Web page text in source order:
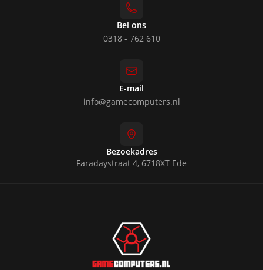
Bel ons
0318 - 762 610
E-mail
info@gamecomputers.nl
Bezoekadres
Faradaystraat 4, 6718XT Ede